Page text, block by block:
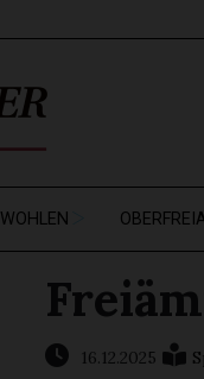
WOHLEN
16.12.2025